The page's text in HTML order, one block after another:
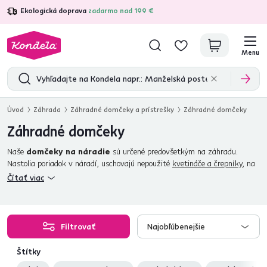
Ekologická doprava zadarmo nad 199 €
4,7 31 333overených produktových recenzií
Menu
Úvod Záhrada Záhradné domčeky a prístrešky Záhradné domčeky
Záhradné domčeky
Naše domčeky na náradie sú určené predovšetkým na záhradu.
Nastolia poriadok v náradí, uschovajú nepoužité kvetináče a črepníky, na
zimné obdobie môžete do nich odložiť
žiadnej záhrade. Nazrite do našej ponuky a vyberajte z domčekov za
skvelé ceny.
Čítať viac
Filtrovať Najobľúbenejšie
Štítky